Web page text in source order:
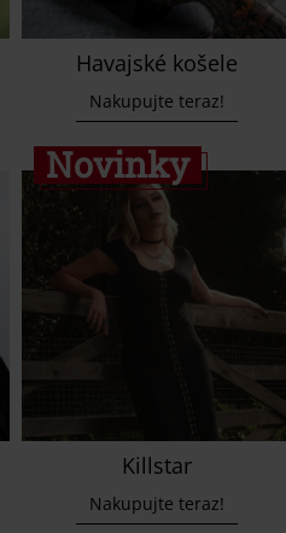
Havajské košele
Nakupujte teraz!
Novinky
Killstar
Nakupujte teraz!